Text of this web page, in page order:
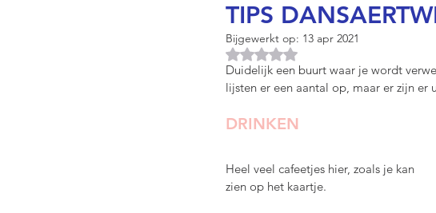
TIPS
Bijgewerkt op: 13 apr 2021
Beoordeeld met NaN uit 5 sterren.
Duidelijk een buurt waar je wordt
lijsten er een aantal op, maar er zijn er
DRINKEN
Heel veel cafeetjes hier, zoals je kan
zien op het kaartje.